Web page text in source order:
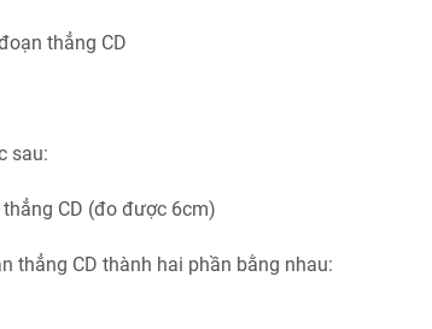
thẳng CD
sau:
CD (đo được 6cm)
thẳng CD thành hai phần bằng nhau: